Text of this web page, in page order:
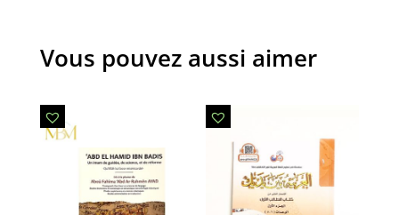
Vous pouvez aussi aimer